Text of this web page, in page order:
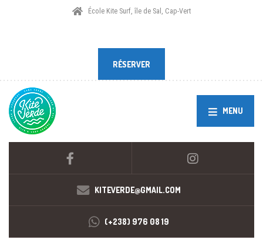
École Kite Surf, île de Sal, Cap-Vert
RÉSERVER
MENU
KITEVERDE@GMAIL.COM
(+238) 976 08 19